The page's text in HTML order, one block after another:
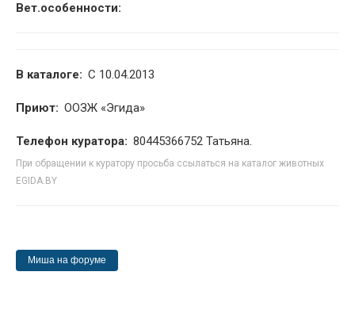
Вет.особенности:
В каталоге: С 10.04.2013
Приют: ООЗЖ «Эгида»
Телефон куратора: 80445366752 Татьяна.
При обращении к куратору просьба ссылаться на каталог животных
EGIDA.BY
Миша на форуме